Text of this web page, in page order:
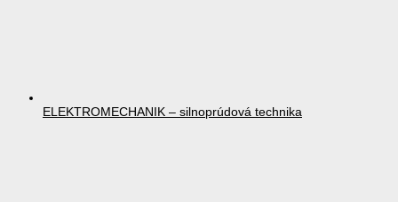
ELEKTROMECHANIK – silnoprúdová technika